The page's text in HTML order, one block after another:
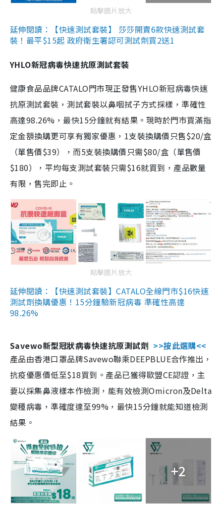
點擊圖片放大
延伸閱讀：【快速測試套裝】 莎莎開賣6款快速測試套
裝！最平$15起 政府衛生署認可測試劑買2送1
YHLO新冠病毒快速抗原測試套裝
健康食品品牌CATALO門市現正發售YHLO新冠病毒快速
抗原測試套裝，測試套裝以鼻咽拭子方式採樣，準確性
高達98.26%，最快15分鐘就有結果。現時於門市買滿指
定金額換購更可享有獨家優惠，1支裝換購價只售$20/盒
（單售價$39），而5支裝換購價只需$80/盒（單售價
$180），平均每支測試套裝只需$16就買到，產品數量
有限，售完即止。
點擊圖片放大
延伸閱讀：【快速測試套裝】CATALO全線門市$16快速
測試劑換購優惠！15分鐘驗新冠病毒 準確性高達
98.26%
Savewo新型冠狀病毒快速抗原測試劑 >>按此選購<<
產品由香港口罩品牌Savewo聯乘DEEPBLUE合作推出，
抗疫優惠價低至$18買到。產品已獲得歐盟CE認證，主
要以採集鼻液樣本作檢測，能有效檢測Omicron及Delta
變種病毒，準確度達至99%，最快15分鐘就能知道檢測
結果。
+2